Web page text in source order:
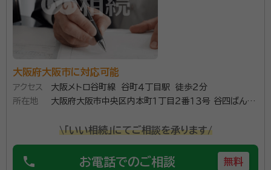
大阪府大阪市に対応可能
アクセス
大阪メトロ谷町線 谷町４丁目駅 徒歩２分
所在地
大阪府大阪市中央区内本町１丁目２番１３号 谷四ばんら
\「いい相続」にてご相談を承ります/
phone お電話でのご相談 無料